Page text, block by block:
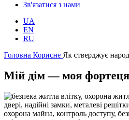
Зв'язатися з нами
UA
EN
RU
Головна Корисне Як стверджує
Мій дім — моя